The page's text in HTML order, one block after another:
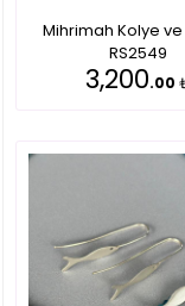
Mihrimah Kolye ve
RS2549
3,200.00